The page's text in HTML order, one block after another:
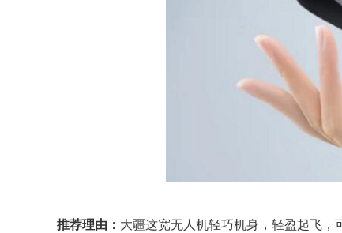
推荐理由： 大疆这宽无人机轻巧机身，轻盈起飞